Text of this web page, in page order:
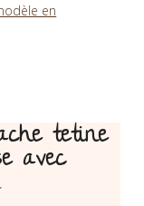
en
tetine
avec